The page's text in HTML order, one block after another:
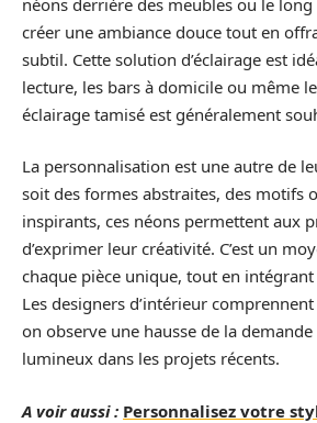
créer une ambiance douce tout en
subtil. Cette solution d’éclairage est
lecture, les bars à domicile ou même
éclairage tamisé est généralement
La personnalisation est une autre de
soit des formes abstraites, des motifs
inspirants, ces néons permettent aux
d’exprimer leur créativité. C’est un
chaque pièce unique, tout en intégrant
Les designers d’intérieur
on observe une hausse de la
lumineux dans les projets récents.
A voir aussi : Personnalisez votre